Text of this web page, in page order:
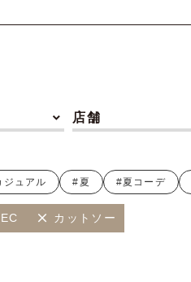
店舗
ジュアル #夏 #夏コーデ
カットソー